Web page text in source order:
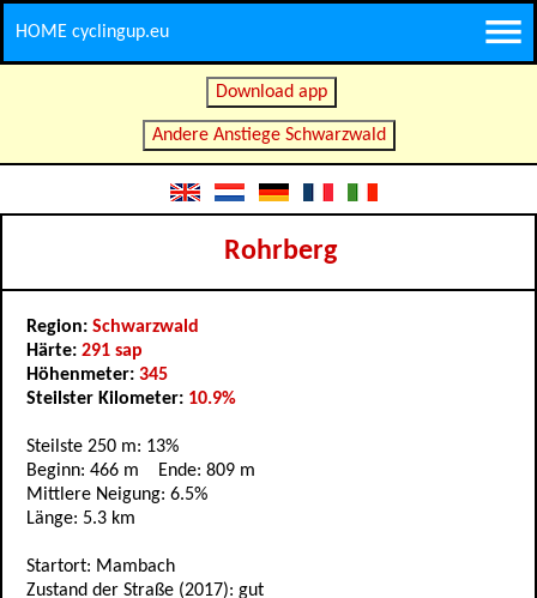
HOME cyclingup.eu
Download app
Andere Anstiege Schwarzwald
Rohrberg
Region: Schwarzwald
Härte: 291 sap
Höhenmeter: 345
Steilster Kilometer: 10.9%
Steilste 250 m: 13%
Beginn: 466 m Ende: 809 m
Mittlere Neigung: 6.5%
Länge: 5.3 km
Startort: Mambach
Zustand der Straße (2017): gut